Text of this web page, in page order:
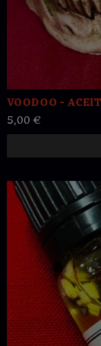
VOODOO -
5,00 €